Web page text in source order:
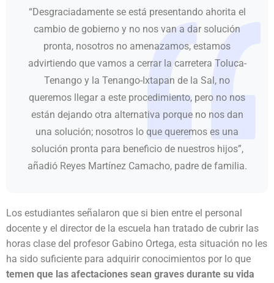
“Desgraciadamente se está presentando ahorita el
cambio de gobierno y no nos van a dar solución
pronta, nosotros no amenazamos, estamos
advirtiendo que vamos a cerrar la carretera Toluca-
Tenango y la Tenango-Ixtapan de la Sal, no
queremos llegar a este procedimiento, pero no nos
están dejando otra alternativa porque no nos dan
una solución; nosotros lo que queremos es una
solución pronta para beneficio de nuestros hijos”,
añadió Reyes Martínez Camacho, padre de familia.
Los estudiantes señalaron que si bien entre el personal
docente y el director de la escuela han tratado de cubrir las
horas clase del profesor Gabino Ortega, esta situación no les
ha sido suficiente para adquirir conocimientos por lo que
temen que las afectaciones sean graves durante su vida